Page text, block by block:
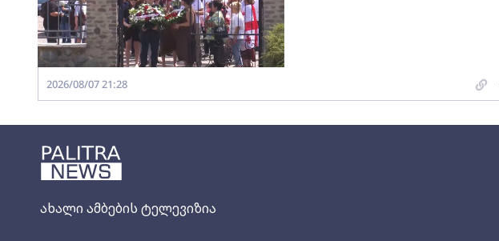
ახალი ამბების ტელევიზია
2026/08/07 21:28